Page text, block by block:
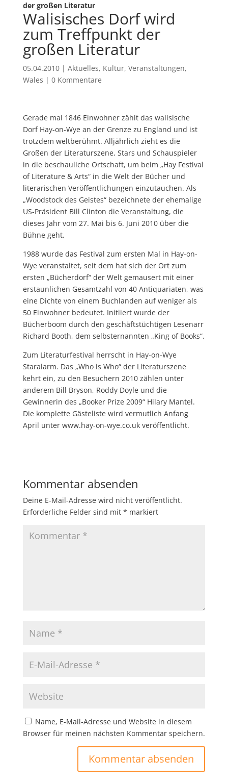
der großen Literatur
Walisisches Dorf wird
zum Treffpunkt der
großen Literatur
05.04.2010| Aktuelles, Kultur, Veranstaltungen,
Wales | 0 Kommentare
Gerade mal 1846 Einwohner zählt das walisische
Dorf Hay-on-Wye an der Grenze zu England und ist
trotzdem weltberühmt. Alljährlich zieht es die
Großen der Literaturszene, Stars und Schauspieler
in die beschauliche Ortschaft, um beim „Hay Festival
of Literature & Arts“ in die Welt der Bücher und
literarischen Veröffentlichungen einzutauchen. Als
„Woodstock des Geistes“ bezeichnete der ehemalige
US-Präsident Bill Clinton die Veranstaltung, die
dieses Jahr vom 27. Mai bis 6. Juni 2010 über die
Bühne geht.
1988 wurde das Festival zum ersten Mal in Hay-on-
Wye veranstaltet, seit dem hat sich der Ort zum
ersten „Bücherdorf“ der Welt gemausert mit einer
erstaunlichen Gesamtzahl von 40 Antiquariaten, was
eine Dichte von einem Buchlanden auf weniger als
50 Einwohner bedeutet. Initiiert wurde der
Bücherboom durch den geschäftstüchtigen Lesenarr
Richard Booth, dem selbsternannten „King of Books“.
Zum Literaturfestival herrscht in Hay-on-Wye
Staralarm. Das „Who is Who“ der Literaturszene
kehrt ein, zu den Besuchern 2010 zählen unter
anderem Bill Bryson, Roddy Doyle und die
Gewinnerin des „Booker Prize 2009“ Hilary Mantel.
Die komplette Gästeliste wird vermutlich Anfang
April unter www.hay-on-wye.co.uk veröffentlicht.
Kommentar absenden
Deine E-Mail-Adresse wird nicht veröffentlicht.
Erforderliche Felder sind mit * markiert
Name, E-Mail-Adresse und Website in diesem
Browser für meinen nächsten Kommentar speichern.